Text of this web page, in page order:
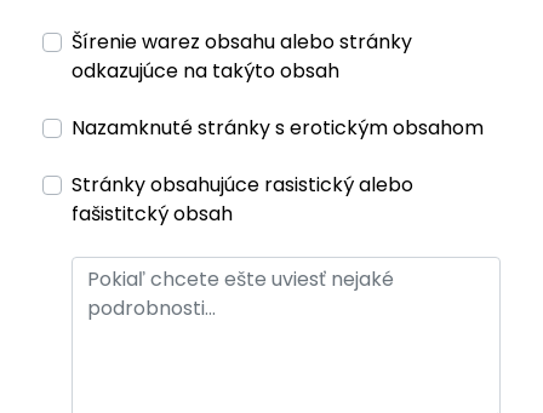
Šírenie warez obsahu alebo stránky
odkazujúce na takýto obsah
Nazamknuté stránky s erotickým obsahom
Stránky obsahujúce rasistický alebo
fašistitcký obsah